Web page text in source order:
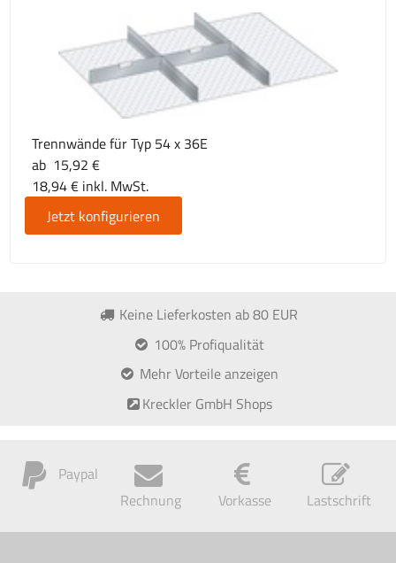
Trennwände für Typ 54 x 36E
ab 15,92 €
18,94 € inkl. MwSt.
Jetzt konfigurieren
Keine Lieferkosten ab 80 EUR
100% Profiqualität
Mehr Vorteile anzeigen
Kreckler GmbH Shops
Paypal
Rechnung
Vorkasse Lastschrift